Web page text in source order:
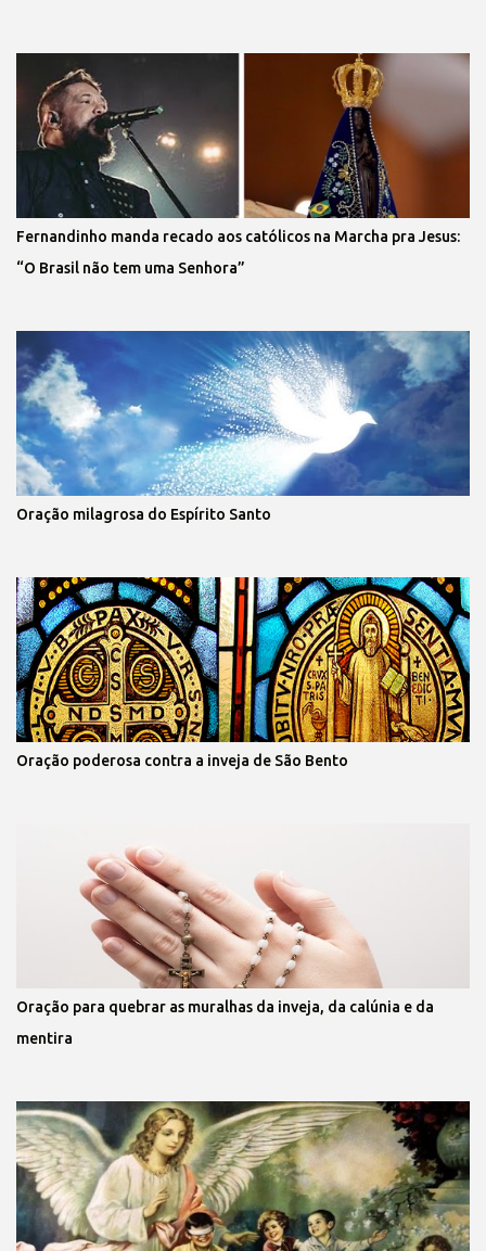
Fernandinho manda recado aos católicos na Marcha pra Jesus:
“O Brasil não tem uma Senhora”
Oração milagrosa do Espírito Santo
Oração poderosa contra a inveja de São Bento
Oração para quebrar as muralhas da inveja, da calúnia e da
mentira